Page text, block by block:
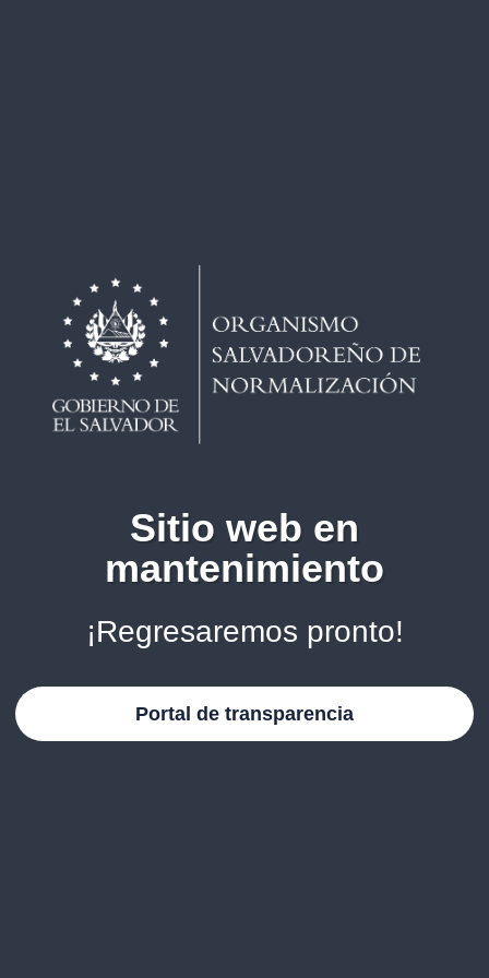
Sitio web en
mantenimiento
¡Regresaremos pronto!
Portal de transparencia